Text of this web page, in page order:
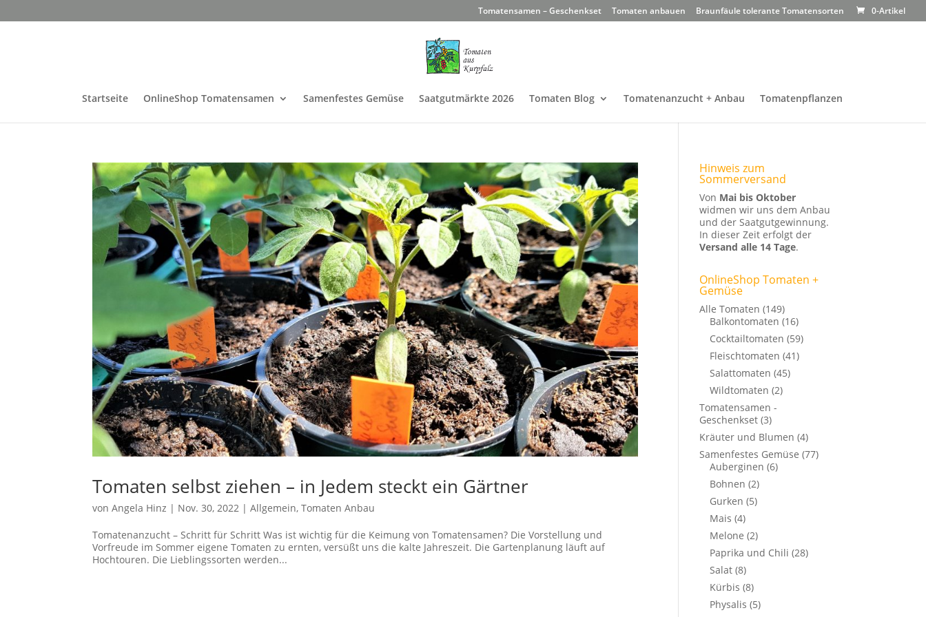
Tomatensamen – Geschenkset Tomaten anbauen Braunfäule tolerante Tomatensorten 0-Artikel
Startseite OnlineShop Tomatensamen Samenfestes Gemüse Saatgutmärkte 2026 Tomaten Blog Tomatenanzucht + Anbau Tomatenpflanzen
Tomaten selbst ziehen – in Jedem steckt ein Gärtner
vonAngela Hinz | Nov. 30, 2022 |Allgemein,Tomaten Anbau
Tomatenanzucht – Schritt für Schritt Was ist wichtig für die Keimung von Tomatensamen? Die Vorstellung und
Vorfreude im Sommer eigene Tomaten zu ernten, versüßt uns die kalte Jahreszeit. Die Gartenplanung läuft auf
Hochtouren. Die Lieblingssorten werden...
Hinweis zum
Sommerversand
Von Mai bis Oktober
widmen wir uns dem Anbau
und der Saatgutgewinnung.
In dieser Zeit erfolgt der
Versand alle 14 Tage.
OnlineShop Tomaten +
Gemüse
Alle Tomaten (149)
Balkontomaten (16)
Cocktailtomaten (59)
Fleischtomaten (41)
Salattomaten (45)
Wildtomaten (2)
Tomatensamen -
Geschenkset (3)
Kräuter und Blumen (4)
Samenfestes Gemüse (77)
Auberginen (6)
Bohnen (2)
Gurken (5)
Mais (4)
Melone (2)
Paprika und Chili (28)
Salat (8)
Kürbis (8)
Physalis (5)